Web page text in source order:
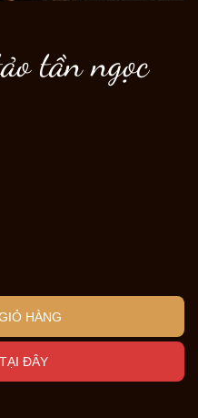
tần ngọc
HÀNG
ĐÂY